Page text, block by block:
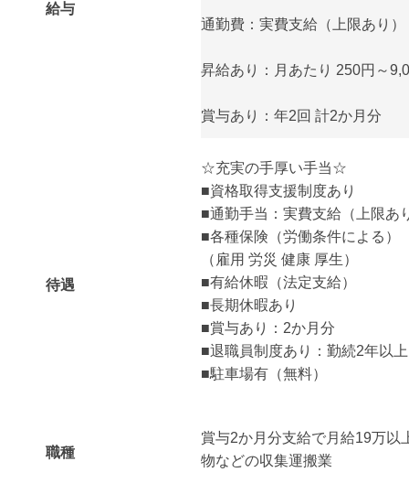
給与
通勤費：実費支給（上限あり
昇給あり：月あたり 250円～
賞与あり：年2回 計2か月分
待遇
☆充実の手厚い手当☆
■資格取得支援制度あり
■通勤手当：実費支給（上限あ
■各種保険（労働条件による）
（雇用 労災 健康 厚生）
■有給休暇（法定支給）
■長期休暇あり
■賞与あり：2か月分
■退職員制度あり：勤続2年以上
■駐車場有（無料）
職種
賞与2か月分支給で月給19万以
物などの収集運搬業